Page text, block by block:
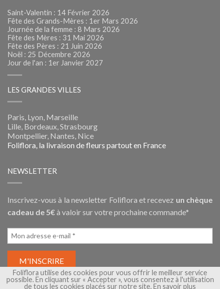
Saint-Valentin : 14 Février 2026
Fête des Grands-Mères : 1er Mars 2026
Journée de la femme : 8 Mars 2026
Fête des Mères : 31 Mai 2026
Fête des Pères : 21 Juin 2026
Noël : 25 Décembre 2026
Jour de l'an : 1er Janvier 2027
LES GRANDES VILLES
Paris, Lyon, Marseille
Lille, Bordeaux, Strasbourg
Montpellier, Nantes, Nice
Foliflora, la livraison de fleurs partout en France
NEWSLETTER
Inscrivez-vous à la newsletter Foliflora et recevez un chèque
cadeau de 5€à valoir sur votre prochaine commande*
Foliflora utilise des cookies pour vous offrir le meilleur service
possible. En cliquant sur « Accepter », vous consentez à l'utilisation
de tous les cookies placés sur notre site.En savoir plus